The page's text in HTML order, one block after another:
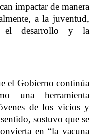
impactar de manera
a la juventud,
el desarrollo y la
el Gobierno continúa
una herramienta
de los vicios y
sostuvo que se
en “la vacuna